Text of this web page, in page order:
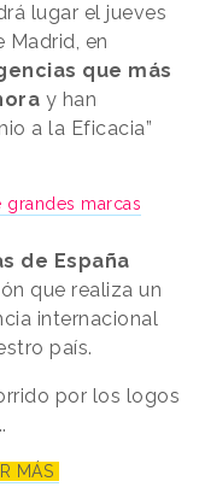
lugar el jueves
Madrid, en
que más
y han
a la Eficacia”
marcas
de España
que realiza un
internacional
país.
por los logos
MÁS